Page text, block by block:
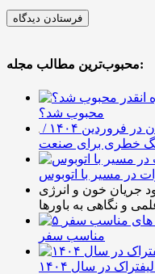
محبوب‌ترین مطالب مجله:
محبوب شد؟
افزایش ۴.۶ درصدی تولید فولاد ایران در فروردین ۱۴۰۴ /
خطری برای صنعت
در مسیر با اتوبوس
جریان خون و انرژی
و نگاهی به باورها
مناسب سفر
در سال ۱۴۰۴